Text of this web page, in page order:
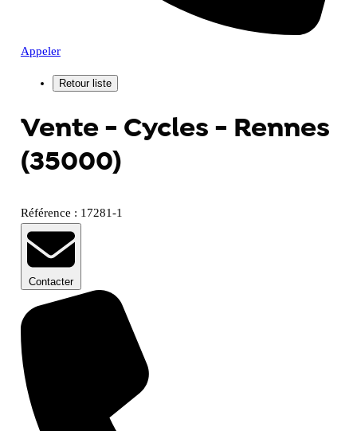
Appeler
Vente - Cycles - Rennes
(35000)
Référence : 17281-1
Contacter